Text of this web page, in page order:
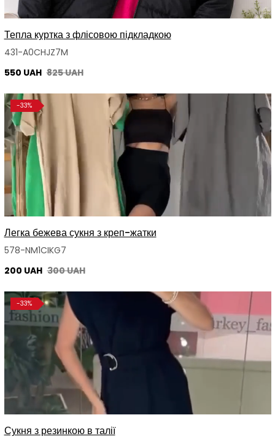
Тепла куртка з флісовою підкладкою
431-A0CHJZ7M
550 UAH 825 UAH
-33%
Легка бежева сукня з креп-жатки
578-NM1CIKG7
200 UAH 300 UAH
-33%
Сукня з резинкою в талії